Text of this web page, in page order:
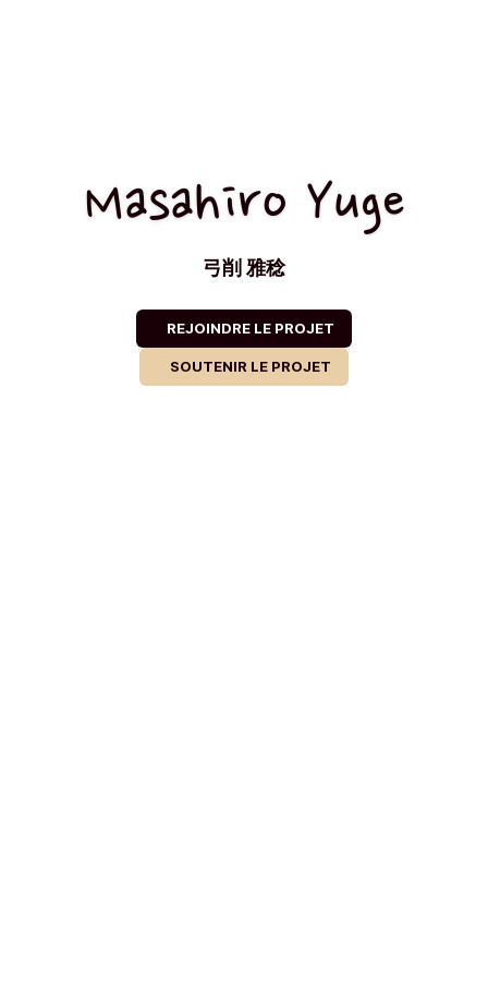
Masahiro Yuge
弓削 雅稔
REJOINDRE LE PROJET
SOUTENIR LE PROJET